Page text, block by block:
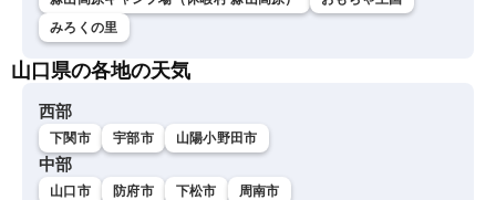
みろくの里
山口県の各地の天気
西部
下関市 宇部市 山陽小野田市
中部
山口市 防府市 下松市 周南市